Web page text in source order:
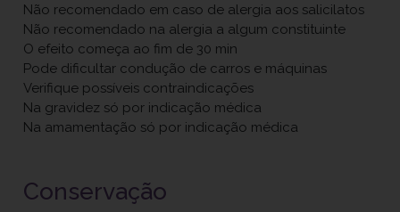
Não recomendado em caso de alergia aos salicilatos
Não recomendado na alergia a algum constituinte
O efeito começa ao fim de 30 min
Pode dificultar condução de carros e máquinas
Verifique possíveis contraindicações
Na gravidez só por indicação médica
Na amamentação só por indicação médica
Conservação